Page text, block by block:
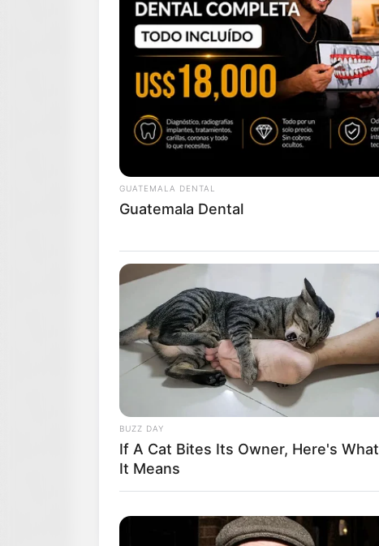
GUATEMALA DENTAL
Guatemala Dental
BUZZ DAY
If A Cat Bites Its Owner, Here's What
It Means